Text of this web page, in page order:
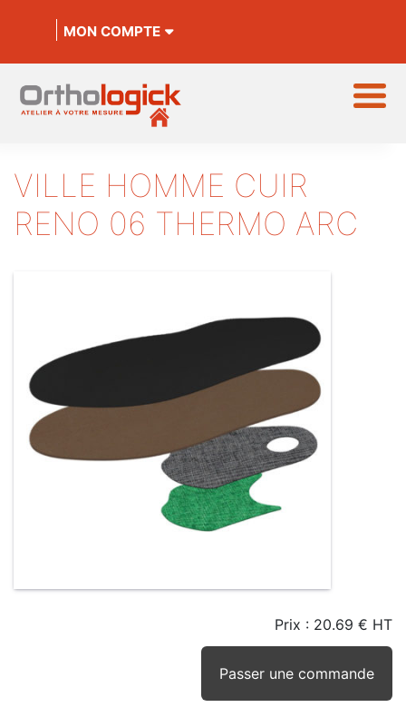
MON COMPTE
VILLE HOMME CUIR
RENO 06 THERMO ARC
STOCK
Prix : 20.69 € HT
Passer une commande